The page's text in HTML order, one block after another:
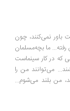
چون
بچه‌مسلمان
کار سینماست
من را
می‌شوم...